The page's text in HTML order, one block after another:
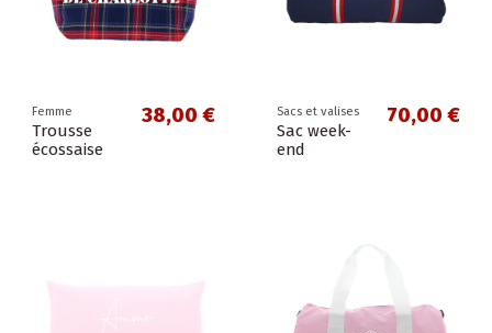
Femme
Trousse
écossaise
38,00 € Sacs et valises
Sac week-
end
70,00 €